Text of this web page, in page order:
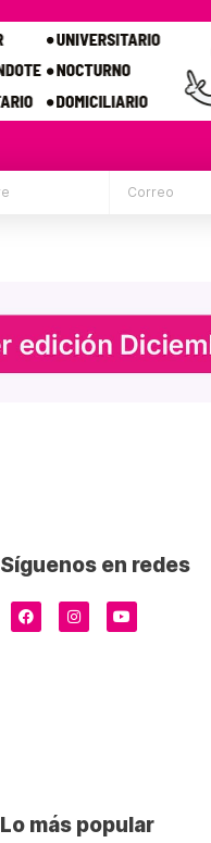
Síguenos en redes
Lo más popular